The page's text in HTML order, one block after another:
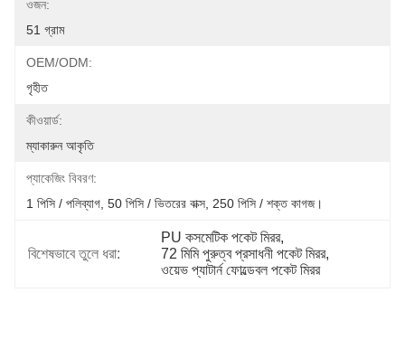
ওজন:
51 গ্রাম
OEM/ODM:
গৃহীত
কীওয়ার্ড:
ম্যাকারুন আকৃতি
প্যাকেজিং বিবরণ:
1 পিসি / পলিব্যাগ, 50 পিসি / ভিতরের বাক্স, 250 পিসি / শক্ত কাগজ।
বিশেষভাবে তুলে ধরা:
PU কসমেটিক পকেট মিরর,
72 মিমি পুরুত্ব প্রসাধনী পকেট মিরর,
ওয়েভ প্যাটার্ন ফোল্ডেবল পকেট মিরর